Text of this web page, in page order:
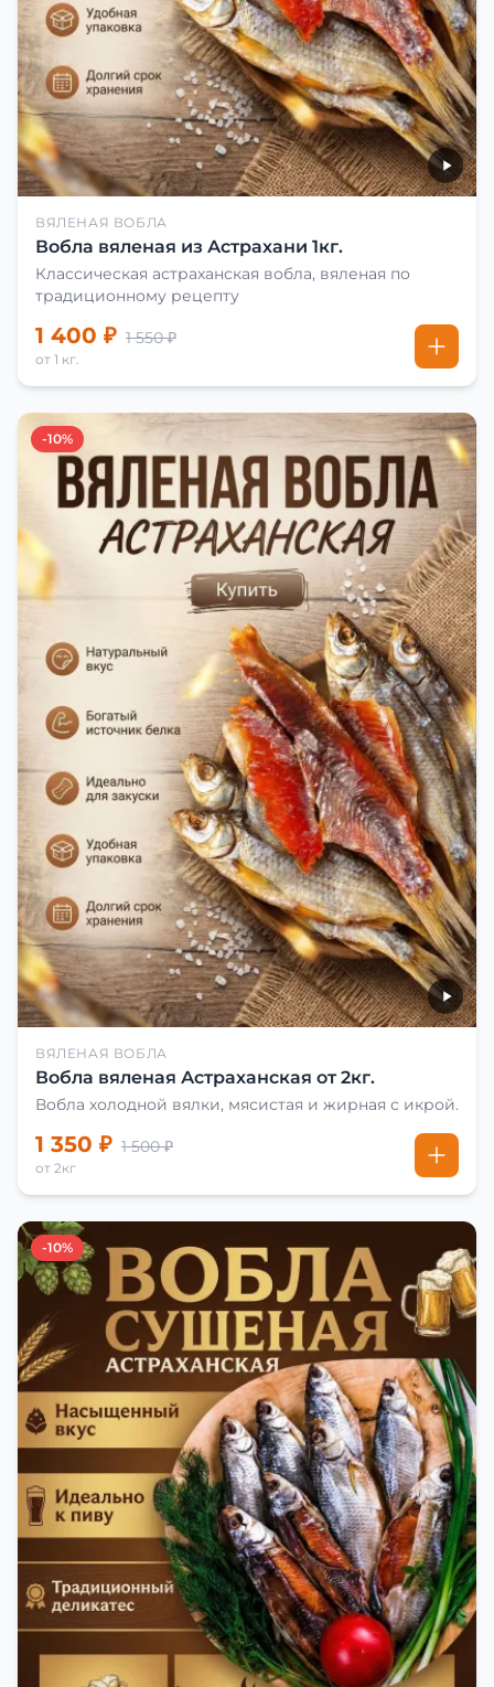
ВЯЛЕНАЯ ВОБЛА
Вобла вяленая из Астрахани 1кг.
Классическая астраханская вобла, вяленая по
традиционному рецепту
1 400 ₽ 1 550 ₽
от 1 кг.
-10%
ВЯЛЕНАЯ ВОБЛА
Вобла вяленая Астраханская от 2кг.
Вобла холодной вялки, мясистая и жирная с икрой.
1 350 ₽ 1 500 ₽
от 2кг
-10%